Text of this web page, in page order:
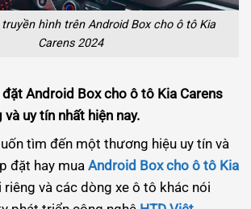
hình trên Android Box cho ô tô Kia
Carens 2024
Android Box cho ô tô Kia Carens
uy tín nhất hiện nay.
tìm đến một thương hiệu uy tín và
đặt hay mua Android Box cho ô tô Kia
riêng và các dòng xe ô tô khác nói